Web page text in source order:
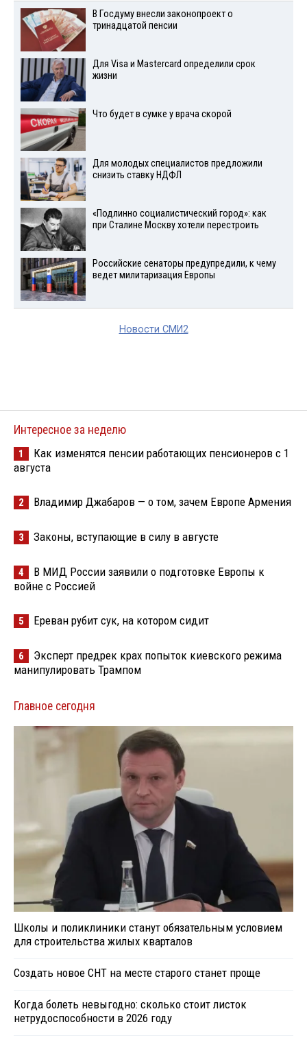
В Госдуму внесли законопроект о
тринадцатой пенсии
Для Visа и Mastercard определили срок
жизни
Что будет в сумке у врача скорой
Для молодых специалистов предложили
снизить ставку НДФЛ
«Подлинно социалистический город»: как
при Сталине Москву хотели перестроить
Российские сенаторы предупредили, к чему
ведет милитаризация Европы
Новости СМИ2
Интересное за неделю
1
Как изменятся пенсии работающих пенсионеров с 1
августа
2 Владимир Джабаров — о том, зачем Европе Армения
3 Законы, вступающие в силу в августе
4
В МИД России заявили о подготовке Европы к
войне с Россией
5 Ереван рубит сук, на котором сидит
6
Эксперт предрек крах попыток киевского режима
манипулировать Трампом
Главное сегодня
Школы и поликлиники станут обязательным условием
для строительства жилых кварталов
Создать новое СНТ на месте старого станет проще
Когда болеть невыгодно: сколько стоит листок
нетрудоспособности в 2026 году